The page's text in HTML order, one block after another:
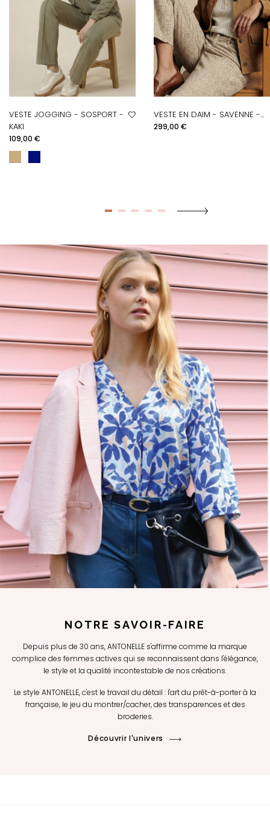
VESTE JOGGING - SOSPORT -
KAKI
Prix
109,00 €
VESTE EN DAIM - SAVENNE -...
Prix
299,00 €
NOTRE SAVOIR-FAIRE
Depuis plus de 30 ans, ANTONELLE s'affirme comme la marque
complice des femmes actives qui se reconnaissent dans l'élégance,
le style et la qualité incontestable de nos créations.
Le style ANTONELLE, c'est le travail du détail : l'art du prêt-à-porter à la
française, le jeu du montrer/cacher, des transparences et des
broderies.
Découvrir l'univers